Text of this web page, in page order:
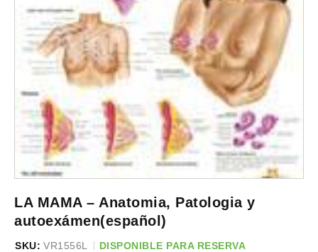
LA MAMA – Anatomia, Patologia y
autoexámen(español)
SKU: VR1556L DISPONIBLE PARA RESERVA